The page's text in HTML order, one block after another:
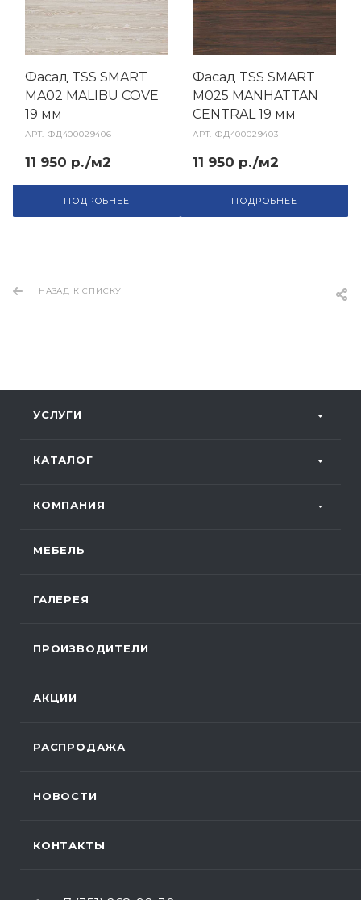
Фасад TSS SMART
MA02 MALIBU COVE
19 мм
АРТ.ФД400029406
11 950 р./м2
ПОДРОБНЕЕ
Фасад TSS SMART
M025 MANHATTAN
CENTRAL 19 мм
АРТ.ФД400029403
11 950 р./м2
ПОДРОБНЕЕ
НАЗАД К СПИСКУ
УСЛУГИ
КАТАЛОГ
КОМПАНИЯ
МЕБЕЛЬ
ГАЛЕРЕЯ
ПРОИЗВОДИТЕЛИ
АКЦИИ
РАСПРОДАЖА
НОВОСТИ
КОНТАКТЫ